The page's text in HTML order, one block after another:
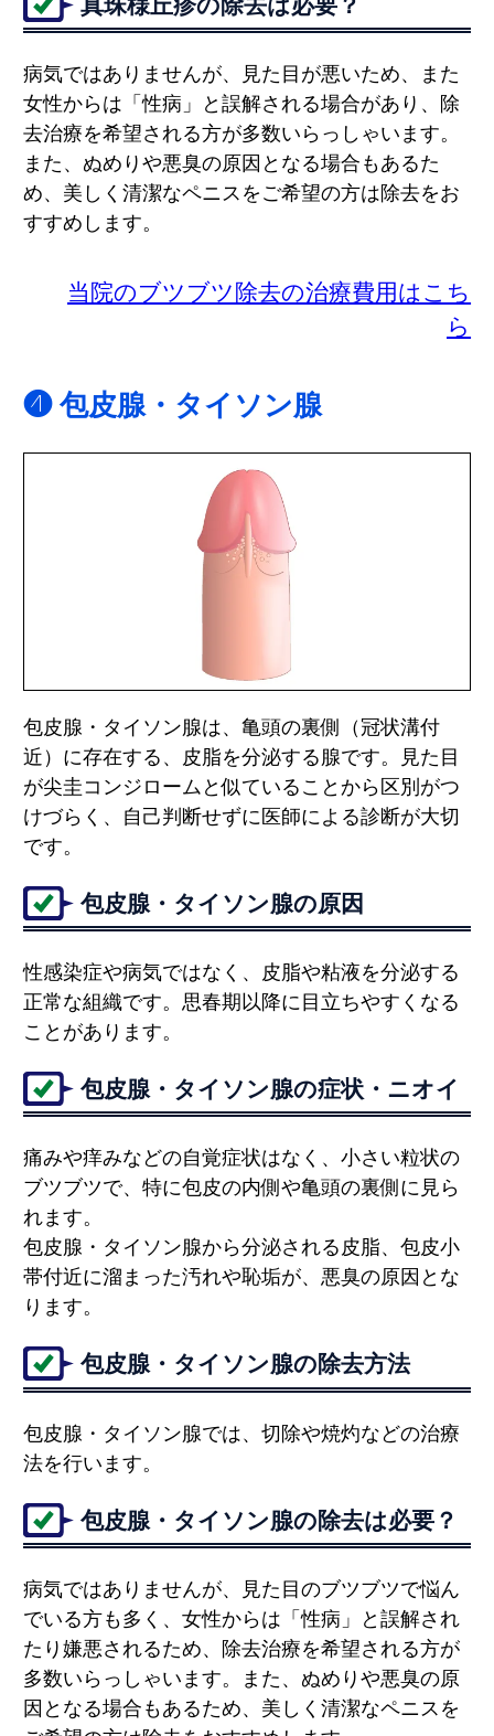
病気ではありませんが、見た目が悪いため、また
女性からは「性病」と誤解される場合があり、除
去治療を希望される方が多数いらっしゃいます。
また、ぬめりや悪臭の原因となる場合もあるた
め、美しく清潔なペニスをご希望の方は除去をお
すすめします。
当院のブツブツ除去の治療費用はこち
ら
❹ 包皮腺・タイソン腺
包皮腺・タイソン腺は、亀頭の裏側（冠状溝付
近）に存在する、皮脂を分泌する腺です。見た目
が尖圭コンジロームと似ていることから区別がつ
けづらく、自己判断せずに医師による診断が大切
です。
包皮腺・タイソン腺の原因
性感染症や病気ではなく、皮脂や粘液を分泌する
正常な組織です。思春期以降に目立ちやすくなる
ことがあります。
包皮腺・タイソン腺の症状・ニオイ
痛みや痒みなどの自覚症状はなく、小さい粒状の
ブツブツで、特に包皮の内側や亀頭の裏側に見ら
れます。
包皮腺・タイソン腺から分泌される皮脂、包皮小
帯付近に溜まった汚れや恥垢が、悪臭の原因とな
ります。
包皮腺・タイソン腺の除去方法
包皮腺・タイソン腺では、切除や焼灼などの治療
法を行います。
包皮腺・タイソン腺の除去は必要？
病気ではありませんが、見た目のブツブツで悩ん
でいる方も多く、女性からは「性病」と誤解され
たり嫌悪されるため、除去治療を希望される方が
多数いらっしゃいます。また、ぬめりや悪臭の原
因となる場合もあるため、美しく清潔なペニスを